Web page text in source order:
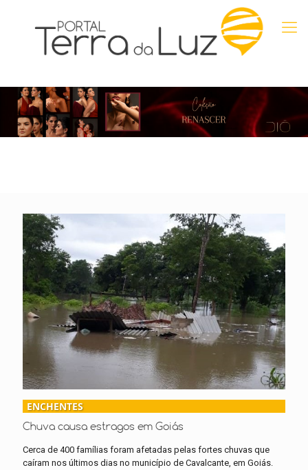
ENCHENTES
Chuva causa estragos em Goiás
Cerca de 400 famílias foram afetadas pelas fortes chuvas que
caíram nos últimos dias no município de Cavalcante, em Goiás.